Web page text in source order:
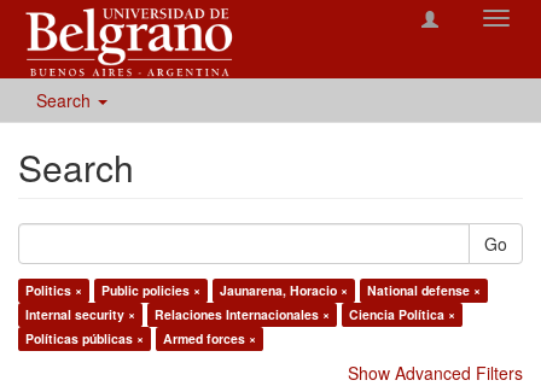
Search
Search
Go
Politics × Public policies × Jaunarena, Horacio ×
National defense ×
Internal security ×
Relaciones Internacionales ×
Ciencia Política ×
Políticas públicas ×
Armed forces ×
Show Advanced Filters